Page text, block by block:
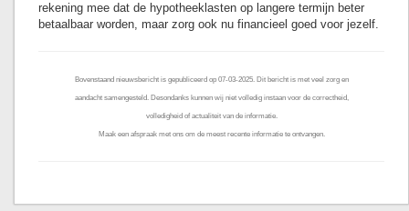
rekening mee dat de hypotheeklasten op langere termijn beter
betaalbaar worden, maar zorg ook nu financieel goed voor jezelf.
Bovenstaand nieuwsbericht is gepubliceerd op 07-03-2025. Dit bericht is met veel zorg en
aandacht samengesteld. Desondanks kunnen wij niet volledig instaan voor de correctheid,
volledigheid of actualiteit van de informatie.
Maak een afspraak met ons om de meest recente informatie te ontvangen.